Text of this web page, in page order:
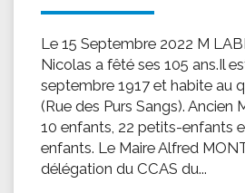
Le 15 Septembre 2022 M
Nicolas a fêté ses 105 ans.Il
septembre 1917 et habite au
(Rue des Purs Sangs). Ancien
10 enfants, 22 petits-enfants
enfants. Le Maire Alfred
délégation du CCAS du...